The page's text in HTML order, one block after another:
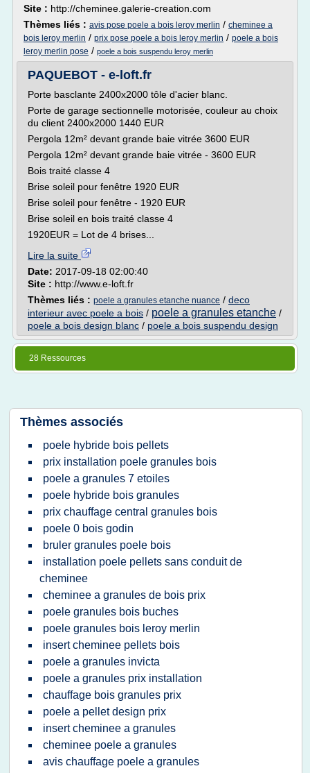
Site : http://cheminee.galerie-creation.com
Thèmes liés : avis pose poele a bois leroy merlin / cheminee a
bois leroy merlin / prix pose poele a bois leroy merlin / poele a bois
leroy merlin pose / poele a bois suspendu leroy merlin
PAQUEBOT - e-loft.fr
Porte basclante 2400x2000 tôle d'acier blanc.
Porte de garage sectionnelle motorisée, couleur au choix
du client 2400x2000 1440 EUR
Pergola 12m² devant grande baie vitrée 3600 EUR
Pergola 12m² devant grande baie vitrée - 3600 EUR
Bois traité classe 4
Brise soleil pour fenêtre 1920 EUR
Brise soleil pour fenêtre - 1920 EUR
Brise soleil en bois traité classe 4
1920EUR = Lot de 4 brises...
Lire la suite
Date: 2017-09-18 02:00:40
Site : http://www.e-loft.fr
Thèmes liés : poele a granules etanche nuance / deco
interieur avec poele a bois / poele a granules etanche /
poele a bois design blanc / poele a bois suspendu design
28 Ressources
Thèmes associés
poele hybride bois pellets
prix installation poele granules bois
poele a granules 7 etoiles
poele hybride bois granules
prix chauffage central granules bois
poele 0 bois godin
bruler granules poele bois
installation poele pellets sans conduit de
cheminee
cheminee a granules de bois prix
poele granules bois buches
poele granules bois leroy merlin
insert cheminee pellets bois
poele a granules invicta
poele a granules prix installation
chauffage bois granules prix
poele a pellet design prix
insert cheminee a granules
cheminee poele a granules
avis chauffage poele a granules